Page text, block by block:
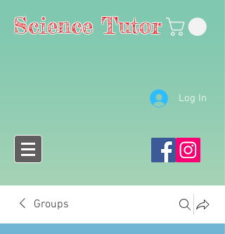
Science Tutor
Log In
Groups